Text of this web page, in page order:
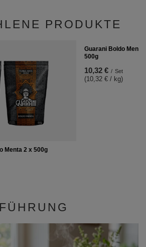
PRODUKTE
Menta 2 x 500g
Guarani Boldo
500g
10,32 € / Set
(10,32 € / kg)
FÜHRUNG